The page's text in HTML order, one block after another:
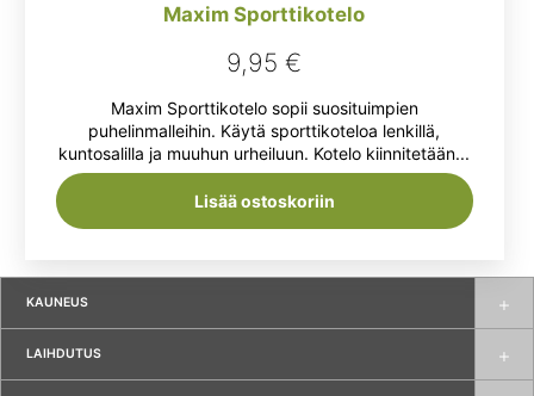
KAUNEUS
LAIHDUTUS
Maxim Sporttikotelo
9,95€
Maxim Sporttikotelo sopii suosituimpien
puhelinmalleihin. Käytä sporttikoteloa lenkillä,
kuntosalilla ja muuhun urheiluun. Kotelo kiinnitetään...
Lisää ostoskoriin